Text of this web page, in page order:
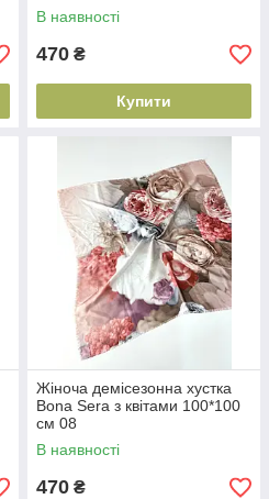
В наявності
470 ₴
Купити
Жіноча демісезонна хустка
Bona Sera з квітами 100*100
см 08
В наявності
470 ₴